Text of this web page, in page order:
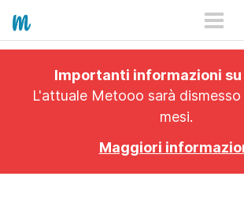
Importanti informazioni su
L'attuale Metooo sarà dismesso
mesi.
Maggiori